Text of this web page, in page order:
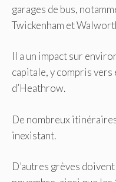
garages de bus,
Twickenham et
Il a un impact sur
capitale, y compris
d’Heathrow.
De nombreux
inexistant.
D’autres grèves